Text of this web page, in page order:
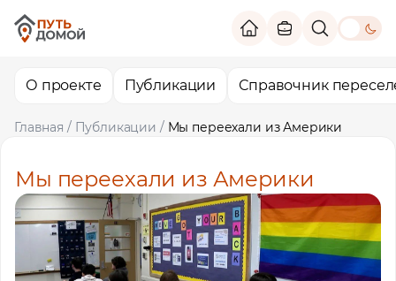
theme
О проекте Публикации Справочник
Главная / Публикации / Мы переехали из Америки
Мы переехали из Америки